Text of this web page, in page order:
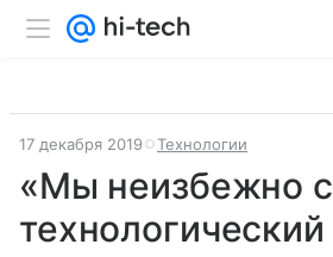
17 декабря 2019 Технологии
«Мы неизбежно